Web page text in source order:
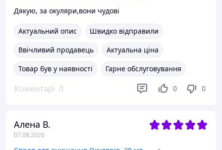
Дякую, за окуляри,вони чудові
Актуальний опис
Швидко відправили
Ввічливий продавець
Актуальна ціна
Товар був у наявності
Гарне обслуговування
Коментарі 0 0 0
Алена В.
07.08.2026